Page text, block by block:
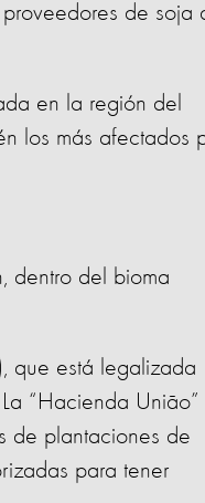
de soja
en la región del
los más afectados
dentro del bioma
que está legalizada
“Hacienda União”
de plantaciones de
para tener